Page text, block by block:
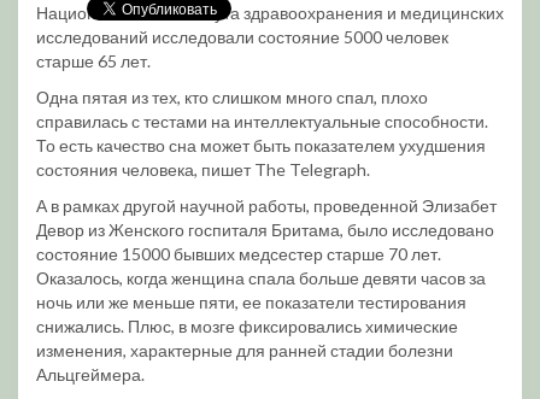
Национального института здравоохранения и медицинских
исследований исследовали состояние 5000 человек
старше 65 лет.
Одна пятая из тех, кто слишком много спал, плохо
справилась с тестами на интеллектуальные способности.
То есть качество сна может быть показателем ухудшения
состояния человека, пишет The Telegraph.
А в рамках другой научной работы, проведенной Элизабет
Девор из Женского госпиталя Бритама, было исследовано
состояние 15000 бывших медсестер старше 70 лет.
Оказалось, когда женщина спала больше девяти часов за
ночь или же меньше пяти, ее показатели тестирования
снижались. Плюс, в мозге фиксировались химические
изменения, характерные для ранней стадии болезни
Альцгеймера.